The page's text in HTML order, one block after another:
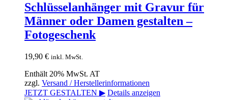
Schlüsselanhänger mit Gravur für
Männer oder Damen gestalten –
Fotogeschenk
19,90 € inkl. MwSt.
Enthält 20% MwSt. AT
zzgl. Versand / Herstellerinformationen
JETZT GESTALTEN ▶ Details anzeigen